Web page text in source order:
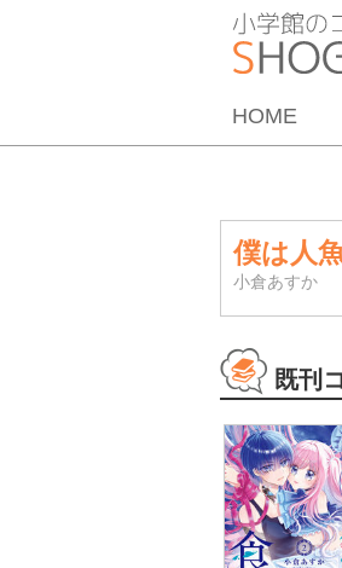
HOME
僕は人
小倉あすか
既刊